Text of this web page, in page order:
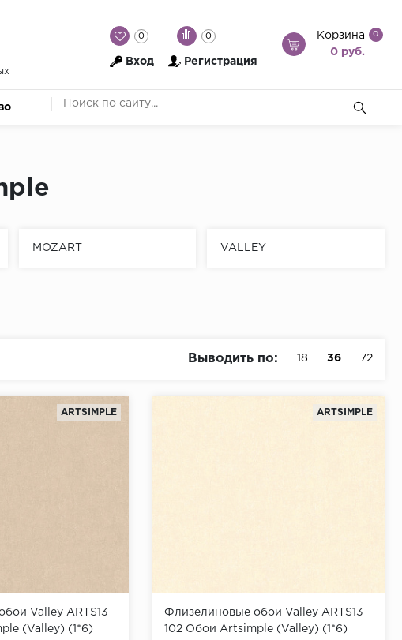
0 0
Вход Регистрация
Корзина 0
0 руб.
MOZART VALLEY
Выводить по: 18 36 72
ARTSIMPLE
Valley ARTS13
(Valley) (1*6)
ARTSIMPLE
Флизелиновые обои Valley ARTS13
102 Обои Artsimple (Valley) (1*6)